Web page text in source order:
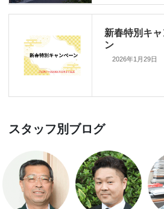
新春特別キ
ン
2026年1月29日
スタッフ別ブログ